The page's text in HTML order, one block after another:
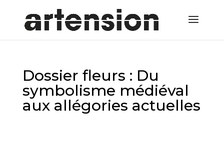
Dossier fleurs : Du
symbolisme médiéval
aux allégories actuelles